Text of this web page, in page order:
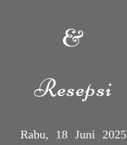
&
Resepsi
Rabu, 18 Juni 2025